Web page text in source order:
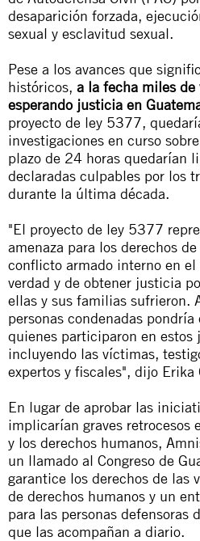
desaparición forzada,
sexual y esclavitud sexual.
Pese a los avances que
históricos, a la fecha miles
esperando justicia en
proyecto de ley 5377,
investigaciones en curso
plazo de 24 horas quedarían
declaradas culpables por los
durante la última década.
"El proyecto de ley 5377
amenaza para los derechos
conflicto armado interno en el
verdad y de obtener justicia
ellas y sus familias sufrieron.
personas condenadas pondría
quienes participaron en estos
incluyendo las víctimas,
expertos y fiscales", dijo Erika
En lugar de aprobar las
implicarían graves retrocesos
y los derechos humanos,
un llamado al Congreso de
garantice los derechos de las
de derechos humanos y un
para las personas defensoras
que las acompañan a diario.